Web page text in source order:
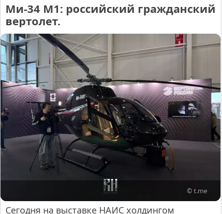
Ми-34 М1: российский гражданский
вертолет.
© t.me
Сегодня на выставке НАИС холдингом